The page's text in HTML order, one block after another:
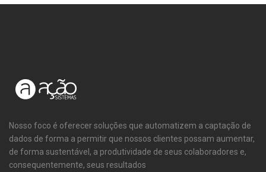
Nosso foco é oferecer soluções que automatizem a captação de
dados de forma a permitir que nossos clientes possam aumentar,
de forma sustentável, a produtividade de seus colaboradores e,
consequentemente, seus resultados